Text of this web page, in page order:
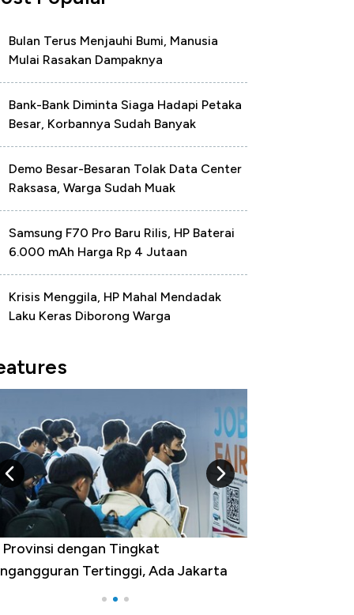
Bulan Terus Menjauhi Bumi, Manusia
Mulai Rasakan Dampaknya
Bank-Bank Diminta Siaga Hadapi Petaka
Besar, Korbannya Sudah Banyak
Demo Besar-Besaran Tolak Data Center
Raksasa, Warga Sudah Muak
Samsung F70 Pro Baru Rilis, HP Baterai
6.000 mAh Harga Rp 4 Jutaan
Krisis Menggila, HP Mahal Mendadak
Laku Keras Diborong Warga
dengan Tingkat
Tertinggi, Ada Jakarta
Belanja Terbesar di Dunia